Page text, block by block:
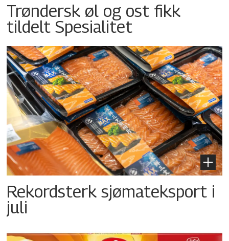
Trøndersk øl og ost fikk
tildelt Spesialitet
Rekordsterk sjømateksport i
juli